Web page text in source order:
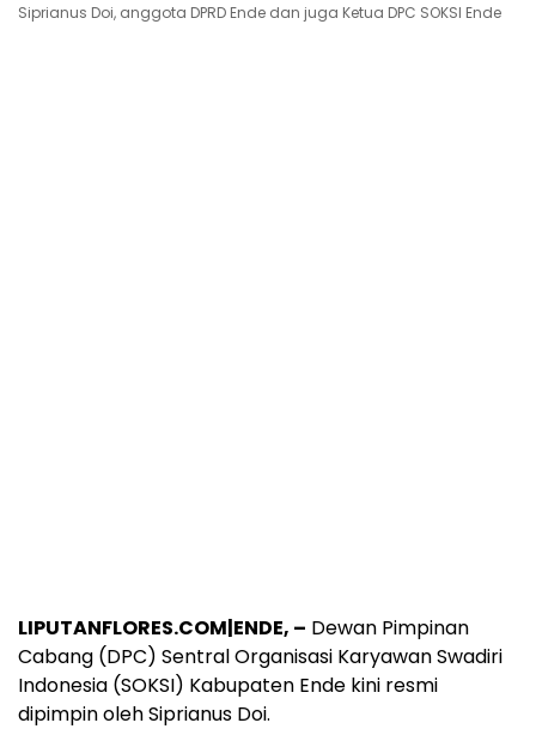
Siprianus Doi, anggota DPRD Ende dan juga Ketua DPC SOKSI Ende
LIPUTANFLORES.COM|ENDE, – Dewan Pimpinan
Cabang (DPC) Sentral Organisasi Karyawan Swadiri
Indonesia (SOKSI) Kabupaten Ende kini resmi
dipimpin oleh Siprianus Doi.